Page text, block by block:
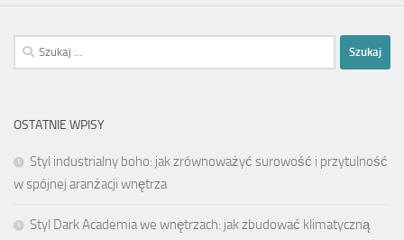
Szukaj:
OSTATNIE WPISY
Styl industrialny boho: jak zrównoważyć surowość i przytulność
w spójnej aranżacji wnętrza
Styl Dark Academia we wnętrzach: jak zbudować klimatyczną